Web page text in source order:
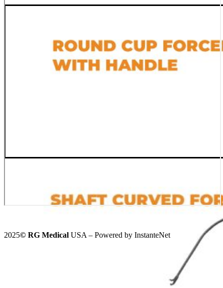
2025©️ RG Medical USA – Powered by InstanteNet